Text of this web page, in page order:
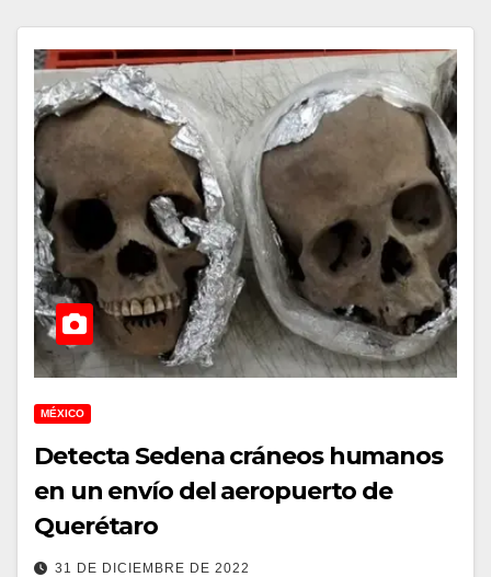
MÉXICO
Detecta Sedena cráneos humanos
en un envío del aeropuerto de
Querétaro
31 DE DICIEMBRE DE 2022